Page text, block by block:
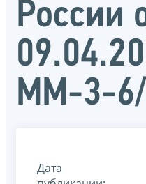
России
ММ-3-6/
Дата